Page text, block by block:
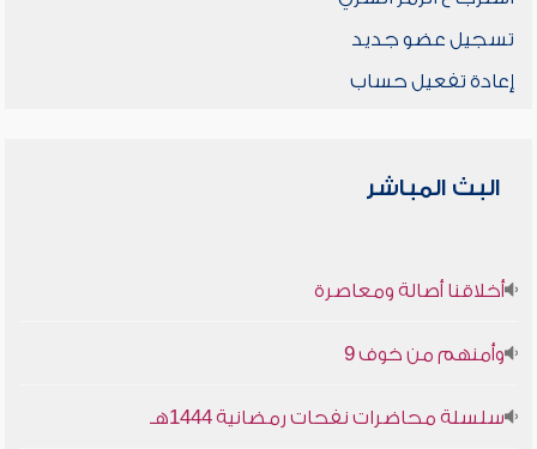
تسجيل عضو جديد
إعادة تفعيل حساب
البث المباشر
أخلاقنا أصالة ومعاصرة
وأمنهم من خوف 9
سلسلة محاضرات نفحات رمضانية 1444هـ